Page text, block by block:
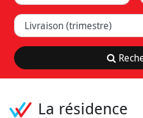
Livraison (trimestre)
La résidence